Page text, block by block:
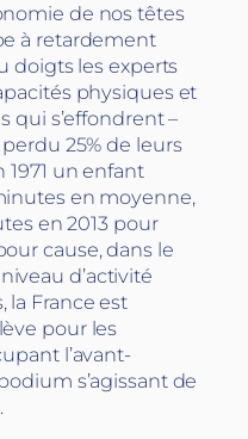
de nos têtes
à retardement
doigts les experts
physiques et
qui s’effondrent –
25% de leurs
1971 un enfant
en moyenne,
en 2013 pour
cause, dans le
d’activité
la France est
pour les
l’avant-
s’agissant de